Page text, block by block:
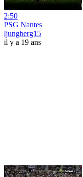
2:50
PSG Nantes
ljungberg15
il y a 19 ans